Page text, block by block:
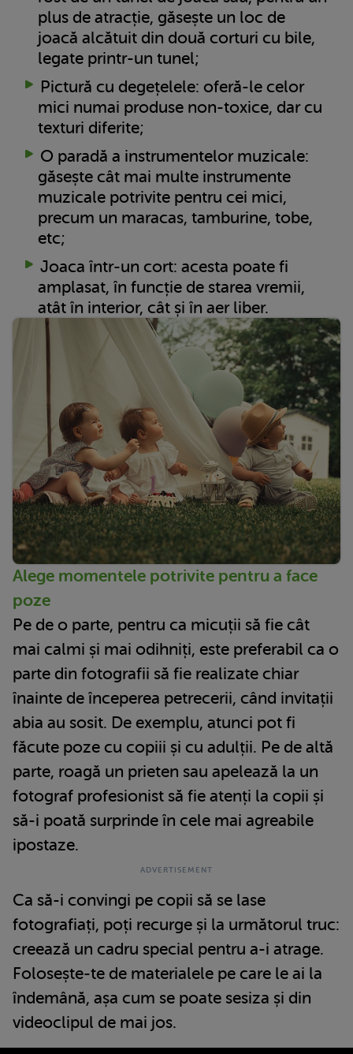
plus de atracție, găsește un loc de
joacă alcătuit din două corturi cu bile,
legate printr-un tunel;
Pictură cu degețelele: oferă-le celor
mici numai produse non-toxice, dar cu
texturi diferite;
O paradă a instrumentelor muzicale:
găsește cât mai multe instrumente
muzicale potrivite pentru cei mici,
precum un maracas, tamburine, tobe,
etc;
Joaca într-un cort: acesta poate fi
amplasat, în funcție de starea vremii,
atât în interior, cât și în aer liber.
Alege momentele potrivite pentru a face
poze
Pe de o parte, pentru ca micuții să fie cât
mai calmi și mai odihniți, este preferabil ca o
parte din fotografii să fie realizate chiar
înainte de începerea petrecerii, când invitații
abia au sosit. De exemplu, atunci pot fi
făcute poze cu copiii și cu adulții. Pe de altă
parte, roagă un prieten sau apelează la un
fotograf profesionist să fie atenți la copii și
să-i poată surprinde în cele mai agreabile
ipostaze.
Ca să-i convingi pe copii să se lase
fotografiați, poți recurge și la următorul truc:
creează un cadru special pentru a-i atrage.
Folosește-te de materialele pe care le ai la
îndemână, așa cum se poate sesiza și din
videoclipul de mai jos.